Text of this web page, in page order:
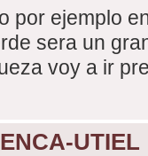
por ejemplo
sera un
voy a ir
UTIEL